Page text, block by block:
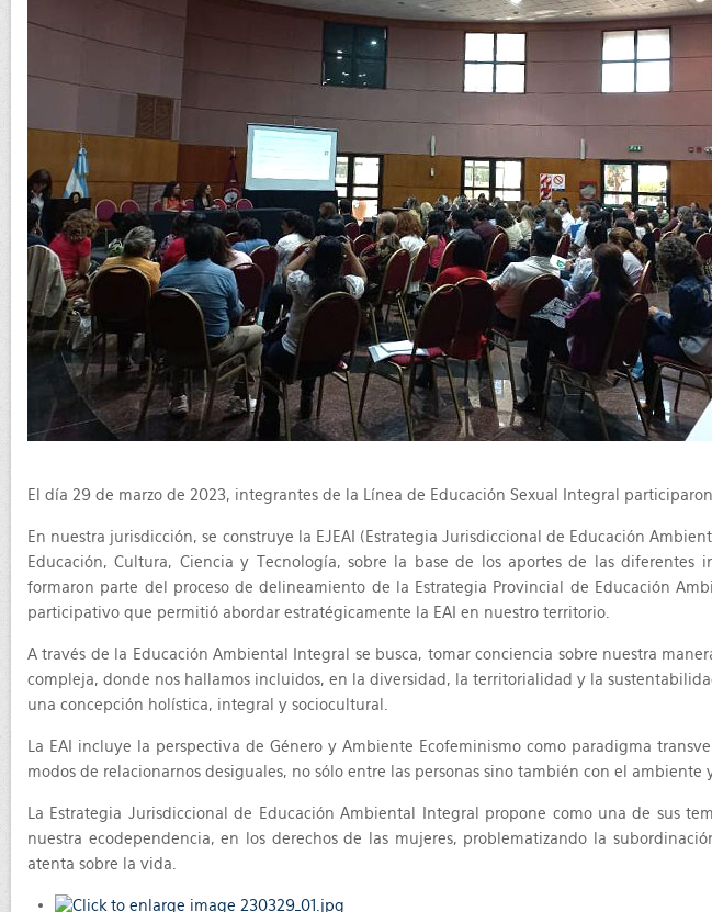
El día 29 de marzo de 2023, integrantes de la Línea de Educación Sexual Integral
En nuestra jurisdicción, se construye la EJEAI (Estrategia Jurisdiccional de Educación
Educación, Cultura, Ciencia y Tecnología, sobre la base de los aportes de las
formaron parte del proceso de delineamiento de la Estrategia Provincial de Educación
participativo que permitió abordar estratégicamente la EAI en nuestro territorio.
A través de la Educación Ambiental Integral se busca, tomar conciencia sobre nuestra
compleja, donde nos hallamos incluidos, en la diversidad, la territorialidad y la
una concepción holística, integral y sociocultural.
La EAI incluye la perspectiva de Género y Ambiente Ecofeminismo como paradigma
modos de relacionarnos desiguales, no sólo entre las personas sino también con el ambiente
La Estrategia Jurisdiccional de Educación Ambiental Integral propone como una de sus
nuestra ecodependencia, en los derechos de las mujeres, problematizando la
atenta sobre la vida.